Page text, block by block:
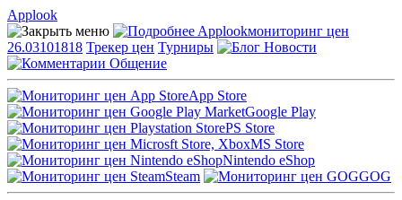
Applook
Applookмониторинг цен
26.03101818 Трекер цен Турниры
Новости
Общение
App Store
Google Play
PS Store
MS Store
Nintendo eShop
Steam
GOG